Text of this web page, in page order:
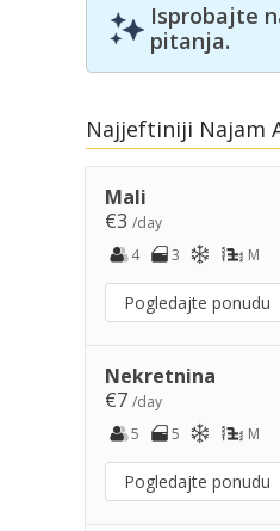
Isprobajte
pitanja.
Najjeftiniji Najam
Mali
€3 /day
4
3 M
Pogledajte ponudu
Nekretnina
€7 /day
5
5 M
Pogledajte ponudu